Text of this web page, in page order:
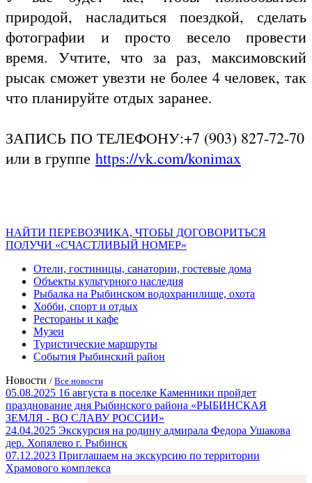
природой, насладиться поездкой, сделать
фотографии и просто весело провести
время. Учтите, что за раз, максимовский
рысак сможет увезти не более 4 человек, так
что планируйте отдых заранее.
ЗАПИСЬ ПО ТЕЛЕФОНУ:+7 (903) 827-72-70
или в группе https://vk.com/konimax
НАЙТИ ПЕРЕВОЗЧИКА, ЧТОБЫ ДОГОВОРИТЬСЯ
ПОЛУЧИ «СЧАСТЛИВЫЙ НОМЕР»
Отели, гостиницы, санатории, гостевые дома
Объекты культурного наследия
Рыбалка на Рыбинском водохранилище, охота
Хобби, спорт и отдых
Рестораны и кафе
Музеи
Туристические маршруты
События Рыбинский район
Новости / Все новости
05.08.2025 16 августа в поселке Каменники пройдет
празднование дня Рыбинского района «РЫБИНСКАЯ
ЗЕМЛЯ - ВО СЛАВУ РОССИИ»
24.04.2025 Экскурсия на родину адмирала Федора Ушакова
дер. Хопялево г. Рыбинск
07.12.2023 Приглашаем на экскурсию по территории
Храмового комплекса